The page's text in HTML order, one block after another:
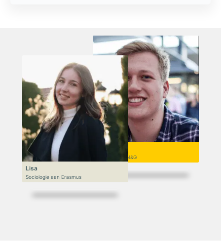
Niek
VWO 6, N&T/N&G
Lisa
Sociologie aan Erasmus